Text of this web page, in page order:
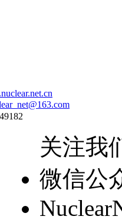
关注我
微信公